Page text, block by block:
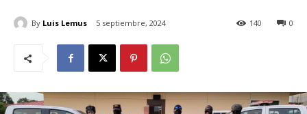
By Luis Lemus 5 septiembre, 2024 0
140